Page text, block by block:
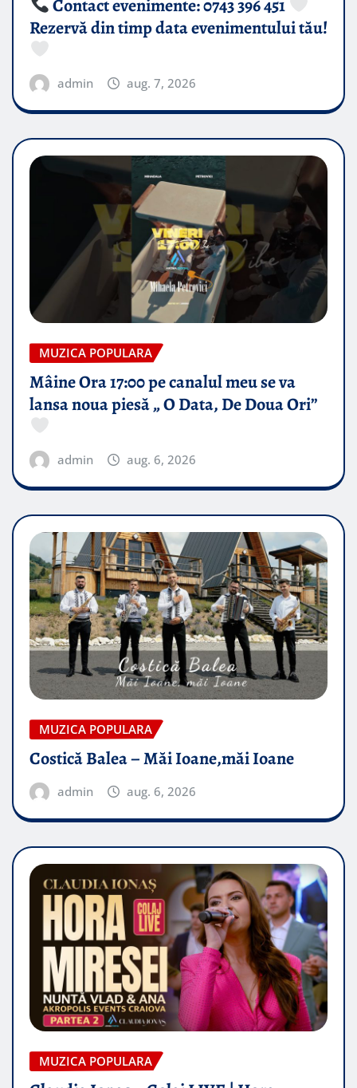
Contact evenimente: 0743 396 451
Rezervă din timp data evenimentului tău!
admin aug. 7, 2026
MUZICA POPULARA
Mâine Ora 17:00 pe canalul meu se va
lansa noua piesă „ O Data, De Doua Ori”
admin aug. 6, 2026
MUZICA POPULARA
Costică Balea – Măi Ioane,măi Ioane
admin aug. 6, 2026
MUZICA POPULARA